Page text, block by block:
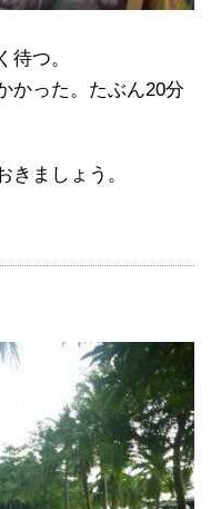
待つ。
かった。たぶん20分
きましょう。